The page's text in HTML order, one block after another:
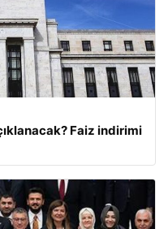
Faiz indirimi